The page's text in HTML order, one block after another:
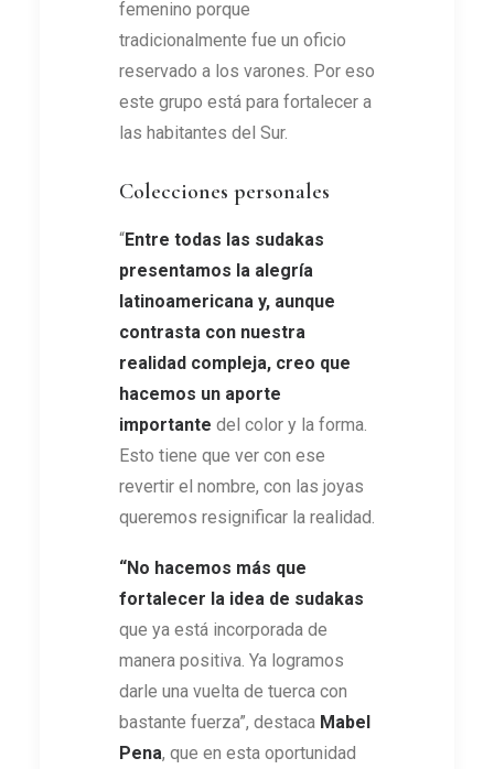
femenino porque
tradicionalmente fue un oficio
reservado a los varones. Por eso
este grupo está para fortalecer a
las habitantes del Sur.
Colecciones personales
“Entre todas las sudakas
presentamos la alegría
latinoamericana y, aunque
contrasta con nuestra
realidad compleja, creo que
hacemos un aporte
importante del color y la forma.
Esto tiene que ver con ese
revertir el nombre, con las joyas
queremos resignificar la realidad.
“No hacemos más que
fortalecer la idea de sudakas
que ya está incorporada de
manera positiva. Ya logramos
darle una vuelta de tuerca con
bastante fuerza”, destaca Mabel
Pena, que en esta oportunidad